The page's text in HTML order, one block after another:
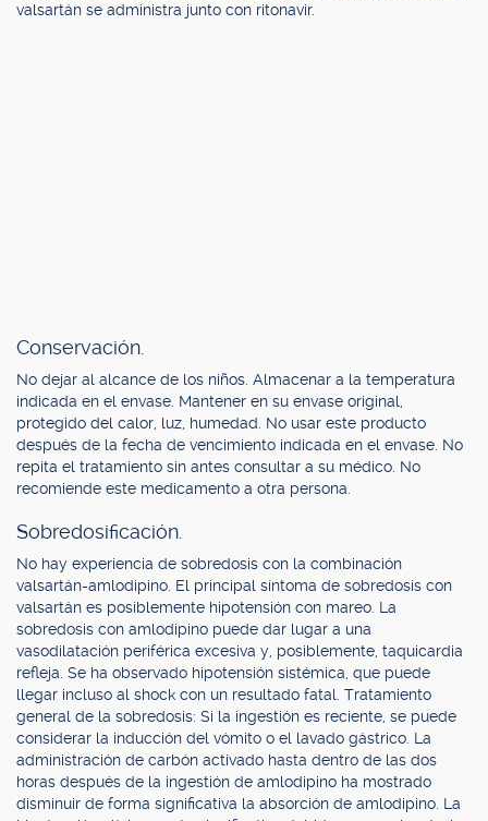
valsartán se administra junto con ritonavir.
Conservación.
No dejar al alcance de los niños. Almacenar a la temperatura
indicada en el envase. Mantener en su envase original,
protegido del calor, luz, humedad. No usar este producto
después de la fecha de vencimiento indicada en el envase. No
repita el tratamiento sin antes consultar a su médico. No
recomiende este medicamento a otra persona.
Sobredosificación.
No hay experiencia de sobredosis con la combinación
valsartán-amlodipino. El principal síntoma de sobredosis con
valsartán es posiblemente hipotensión con mareo. La
sobredosis con amlodipino puede dar lugar a una
vasodilatación periférica excesiva y, posiblemente, taquicardia
refleja. Se ha observado hipotensión sistémica, que puede
llegar incluso al shock con un resultado fatal. Tratamiento
general de la sobredosis: Si la ingestión es reciente, se puede
considerar la inducción del vómito o el lavado gástrico. La
administración de carbón activado hasta dentro de las dos
horas después de la ingestión de amlodipino ha mostrado
disminuir de forma significativa la absorción de amlodipino. La